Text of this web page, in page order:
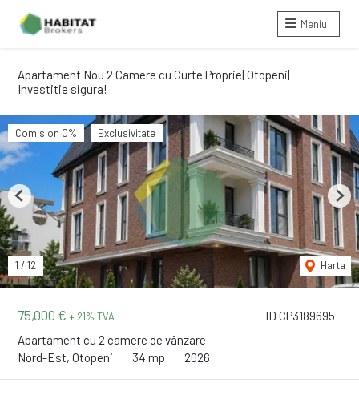
Meniu
Apartament Nou 2 Camere cu Curte Proprie| Otopeni|
Investitie sigura!
ID CP3189695
75,000 € + 21% TVA
Apartament cu 2 camere de vânzare
Nord-Est, Otopeni
34 mp 2026
Comision 0% Exclusivitate
1 / 12 Harta
Previous Next